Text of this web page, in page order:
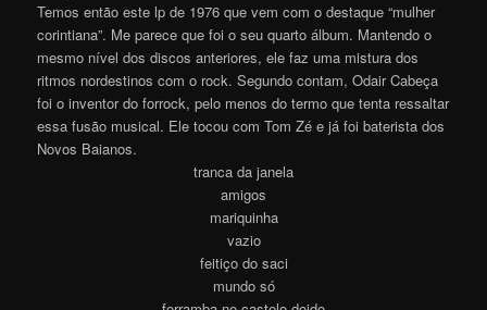
Temos então este lp de 1976 que vem com o destaque “mulher
corintiana”. Me parece que foi o seu quarto álbum. Mantendo o
mesmo nível dos discos anteriores, ele faz uma mistura dos
ritmos nordestinos com o rock. Segundo contam, Odair Cabeça
foi o inventor do forrock, pelo menos do termo que tenta ressaltar
essa fusão musical. Ele tocou com Tom Zé e já foi baterista dos
Novos Baianos.
tranca da janela
amigos
mariquinha
vazio
feitiço do saci
mundo só